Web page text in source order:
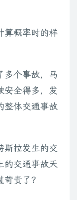
算概率时的样
多个事故，马
安全得多，发
整体交通事故
斯拉发生的交
的交通事故天
责了？